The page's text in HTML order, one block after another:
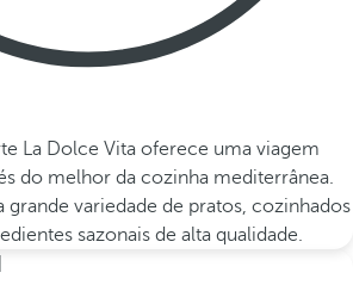
La Dolce Vita oferece uma viagem
do melhor da cozinha mediterrânea.
grande variedade de pratos, cozinhados
sazonais de alta qualidade.